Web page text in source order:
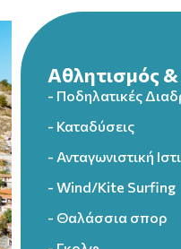
Αθλητισμός
- Ποδηλατικές
- Καταδύσεις
- Ανταγωνιστική
- Wind/Kite Surfing
- Θαλάσσια σπορ